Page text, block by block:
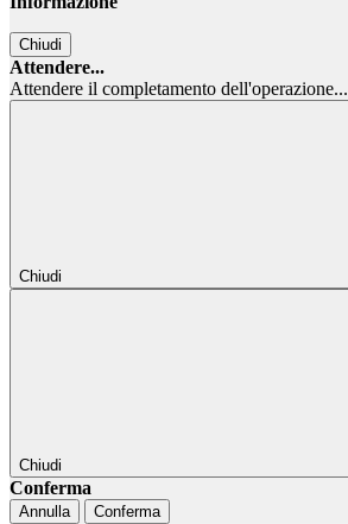
Chiudi
Attendere...
Attendere il completamento dell'operazione...
Chiudi
Chiudi
Conferma
Annulla Conferma